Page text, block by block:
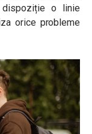
o linie
orice probleme